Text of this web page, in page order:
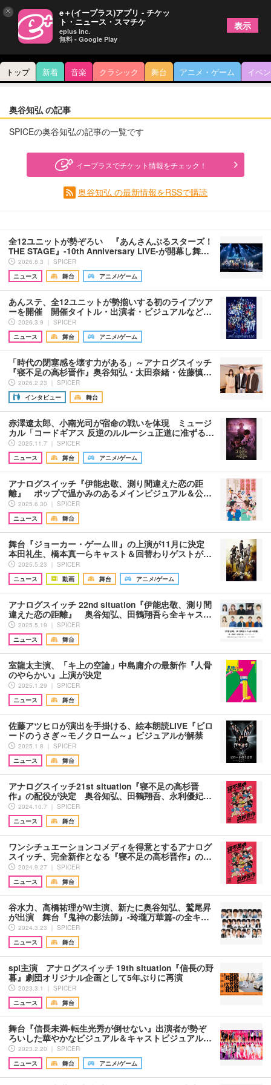
トップ 新着 音楽 クラシック 舞台 アニメ・ゲーム イベ
奥谷知弘 の記事
SPICEの奥谷知弘の記事の一覧です
イープラスでチケット情報をチェック！
奥谷知弘 の最新情報をRSSで購読
全12ユニットが勢ぞろい 『あんさんぶるスターズ！
THE STAGE』-10th Anniversary LIVE-が開幕し舞…
2026.8.3 ｜ SPICER
ニュース
舞台 アニメ/ゲーム
あんステ、全12ユニットが勢揃いする初のライブツア
ーを開催 開催タイトル・出演者・ビジュアルなど…
2026.3.9 ｜ SPICER
ニュース
舞台 アニメ/ゲーム
「時代の閉塞感を壊す力がある」～アナログスイッチ
『寝不足の高杉晋作』奥谷知弘・太田奈緒・佐藤慎…
2026.2.23 ｜ SPICER
インタビュー
舞台
赤澤遼太郎、小南光司が宿命の戦いを体現 ミュージ
カル「コードギアス 反逆のルルーシュ正道に准ずる…
2025.11.7 ｜ SPICER
ニュース
舞台 アニメ/ゲーム
アナログスイッチ『伊能忠敬、測り間違えた恋の距
離』 ポップで温かみのあるメインビジュアル＆公…
2025.6.30 ｜ SPICER
ニュース
舞台
舞台『ジョーカー・ゲームⅢ』の上演が11月に決定
本田礼生、橋本真一らキャスト＆回替わりゲストが…
2025.5.23 ｜ SPICER
ニュース
動画 舞台 アニメ/ゲーム
アナログスイッチ 22nd situation『伊能忠敬、測り間
違えた恋の距離』 奥谷知弘、田鶴翔吾ら全キャス…
2025.5.19 ｜ SPICER
ニュース
舞台
室龍太主演、「キ上の空論」中島庸介の最新作『人骨
のやらかい』上演が決定
2025.1.29 ｜ SPICER
ニュース
舞台
佐藤アツヒロが演出を手掛ける、絵本朗読LIVE『ビロ
ードのうさぎ～モノクローム～』ビジュアルが解禁
2025.1.8 ｜ SPICER
ニュース
舞台
アナログスイッチ21st situation『寝不足の高杉晋
作』の配役が決定 奥谷知弘、田鶴翔吾、永利優妃…
2024.10.7 ｜ SPICER
ニュース
舞台
ワンシチュエーションコメディを得意とするアナログ
スイッチ、完全新作となる『寝不足の高杉晋作』の…
2024.9.27 ｜ SPICER
ニュース
舞台
谷水力、高橋祐理がW主演、新たに奥谷知弘、鷲尾昇
が出演 舞台『鬼神の影法師』-玲瓏万華篇-の全キ…
2024.3.23 ｜ SPICER
ニュース
舞台
spi主演 アナログスイッチ 19th situation『信長の野
暮』劇団オリジナル企画として5年ぶりに再演
2023.3.1 ｜ SPICER
ニュース
舞台
舞台『信長未満-転生光秀が倒せない』出演者が勢ぞ
ろいした華やかなビジュアル＆キャストビジュアル…
2023.2.20 ｜ SPICER
ニュース
舞台 アニメ/ゲーム
× e＋(イープラス)アプリ - チケッ
ト・ニュース・スマチケ
eplus inc.
無料 - Google Play
表示